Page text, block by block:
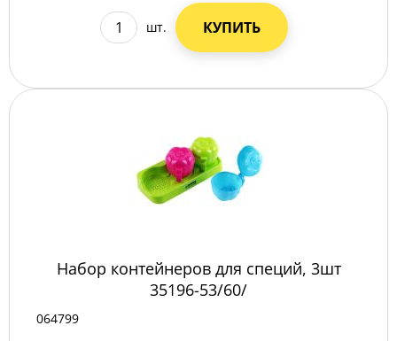
шт. КУПИТЬ
Набор контейнеров для специй, 3шт
35196-53/60/
064799